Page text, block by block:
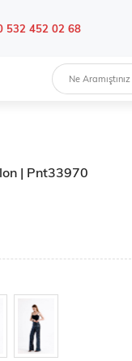
532 452 02 68
| Pnt33970